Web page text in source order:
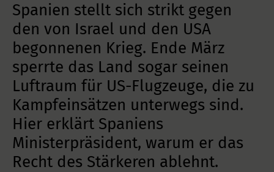
Spanien stellt sich strikt gegen
den von Israel und den USA
begonnenen Krieg. Ende März
sperrte das Land sogar seinen
Luftraum für US-Flugzeuge, die zu
Kampfeinsätzen unterwegs sind.
Hier erklärt Spaniens
Ministerpräsident, warum er das
Recht des Stärkeren ablehnt.